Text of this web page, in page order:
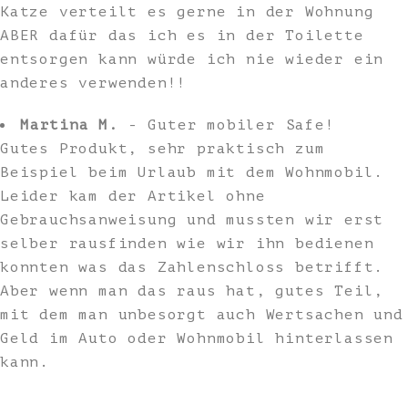
Katze verteilt es gerne in der Wohnung
ABER dafür das ich es in der Toilette
entsorgen kann würde ich nie wieder ein
anderes verwenden!!
Martina M.
- Guter mobiler Safe!
Gutes Produkt, sehr praktisch zum
Beispiel beim Urlaub mit dem Wohnmobil.
Leider kam der Artikel ohne
Gebrauchsanweisung und mussten wir erst
selber rausfinden wie wir ihn bedienen
konnten was das Zahlenschloss betrifft.
Aber wenn man das raus hat, gutes Teil,
mit dem man unbesorgt auch Wertsachen und
Geld im Auto oder Wohnmobil hinterlassen
kann.